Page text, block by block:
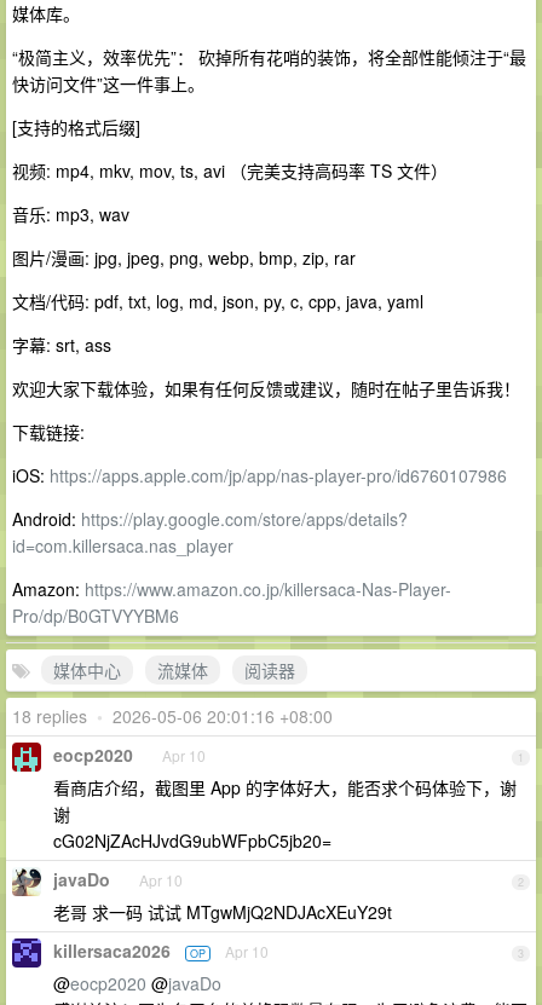
媒体库。
“极简主义，效率优先”： 砍掉所有花哨的装饰，将全部性能倾注于“最
快访问文件”这一件事上。
[支持的格式后缀]
视频: mp4, mkv, mov, ts, avi （完美支持高码率 TS 文件）
音乐: mp3, wav
图片/漫画: jpg, jpeg, png, webp, bmp, zip, rar
文档/代码: pdf, txt, log, md, json, py, c, cpp, java, yaml
字幕: srt, ass
欢迎大家下载体验，如果有任何反馈或建议，随时在帖子里告诉我！
下载链接:
iOS: https://apps.apple.com/jp/app/nas-player-pro/id6760107986
Android: https://play.google.com/store/apps/details?
id=com.killersaca.nas_player
Amazon: https://www.amazon.co.jp/killersaca-Nas-Player-
Pro/dp/B0GTVYYBM6
媒体中心 流媒体
阅读器
18 replies • 2026-05-06 20:01:16 +08:00
1
eocp2020 Apr 10
看商店介绍，截图里 App 的字体好大，能否求个码体验下，谢
谢
cG02NjZAcHJvdG9ubWFpbC5jb20=
2
javaDo Apr 10
老哥 求一码 试试 MTgwMjQ2NDJAcXEuY29t
3
killersaca2026 OP Apr 10
@eocp2020 @javaDo